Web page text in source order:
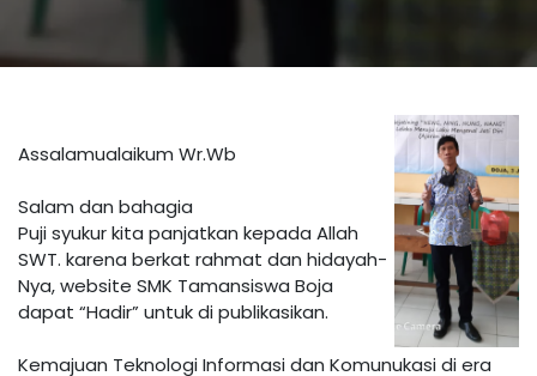
Assalamualaikum Wr.Wb
Salam dan bahagia
Puji syukur kita panjatkan kepada Allah
SWT. karena berkat rahmat dan hidayah-
Nya, website SMK Tamansiswa Boja
dapat “Hadir” untuk di publikasikan.
Kemajuan Teknologi Informasi dan Komunukasi di era